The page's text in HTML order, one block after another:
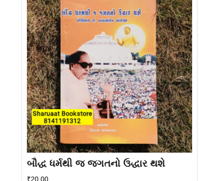
બૌદ્ધ ધર્મથી જ જગતનો ઉદ્ધાર થશે
₹20.00